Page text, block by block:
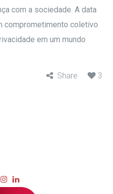
com a sociedade. A data
comprometimento coletivo
em um mundo
Share 3